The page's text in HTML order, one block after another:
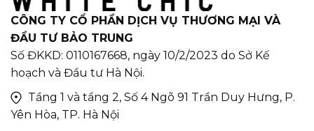
CÔNG TY CỔ PHẦN DỊCH VỤ THƯƠNG MẠI VÀ
ĐẦU TƯ BẢO TRUNG
Số ĐKKD: 0110167668, ngày 10/2/2023 do Sở Kế
hoạch và Đầu tư Hà Nội.
Tầng 1 và tầng 2, Số 4 Ngõ 91 Trần Duy Hưng, P.
Yên Hòa, TP. Hà Nội